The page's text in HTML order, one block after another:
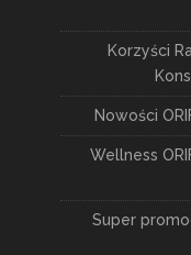
Korzyści
Nowości
Wellness
Super